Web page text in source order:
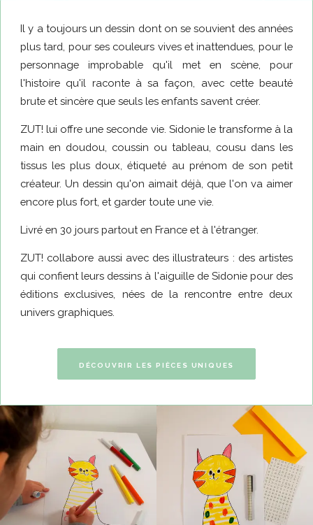
Il y a toujours un dessin dont on se souvient des années
plus tard, pour ses couleurs vives et inattendues, pour le
personnage improbable qu'il met en scène, pour
l'histoire qu'il raconte à sa façon, avec cette beauté
brute et sincère que seuls les enfants savent créer.
ZUT! lui offre une seconde vie. Sidonie le transforme à la
main en doudou, coussin ou tableau, cousu dans les
tissus les plus doux, étiqueté au prénom de son petit
créateur. Un dessin qu'on aimait déjà, que l'on va aimer
encore plus fort, et garder toute une vie.
Livré en 30 jours partout en France et à l'étranger.
ZUT! collabore aussi avec des illustrateurs : des artistes
qui confient leurs dessins à l'aiguille de Sidonie pour des
éditions exclusives, nées de la rencontre entre deux
univers graphiques.
DÉCOUVRIR LES PIÈCES UNIQUES